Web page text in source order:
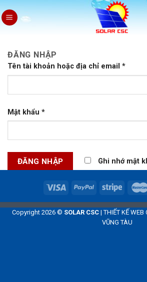
Skip
to
ĐĂNG NHẬP
Tên tài khoản hoặc địa chỉ email *
Mật khẩu *
Ghi nhớ mật
Quên mật khẩu?
Copyright 2026 © SOLAR CSC |THIẾT KẾ WEB
VŨNG TÀU